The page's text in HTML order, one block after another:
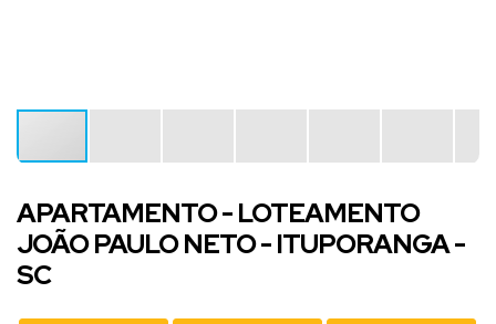
APARTAMENTO - LOTEAMENTO
JOÃO PAULO NETO - ITUPORANGA -
SC